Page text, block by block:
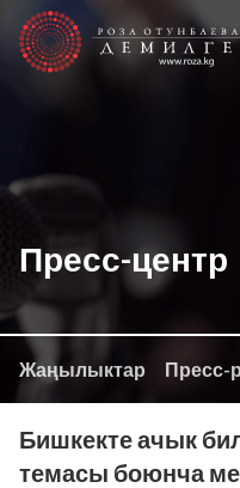
Пресс-центр
Жаңылыктар Пресс-
Бишкекте ачык
темасы боюнча